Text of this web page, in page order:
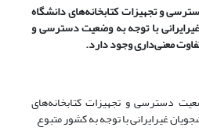
و تجهیزات کتابخانه‌های دانشگاه
غیرایرانی با توجه به وضعیت دسترسی و
معنی‌داری وجود دارد.
دسترسی و تجهیزات کتابخانه‌های
غیرایرانی با توجه به کشور متبوع